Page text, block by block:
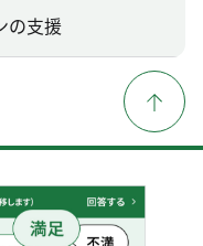
の支援